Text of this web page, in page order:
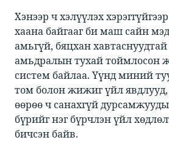
​​Хэнээр ч хэлүүлэх
хаана байгааг би маш сайн
амьгүй, бяцхан
амьдралын тухай тоймлосон
систем байлаа. Үүнд миний
том болон жижиг үйл
өөрөө ч санахгүй
бүрийг нэг бүрчлэн үйл
бичсэн байв.​